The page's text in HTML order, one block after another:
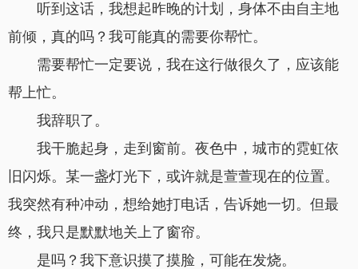
听到这话，我想起昨晚的计划，身体不由自主地
前倾，真的吗？我可能真的需要你帮忙。
需要帮忙一定要说，我在这行做很久了，应该能
帮上忙。
我辞职了。
我干脆起身，走到窗前。夜色中，城市的霓虹依
旧闪烁。某一盏灯光下，或许就是萱萱现在的位置。
我突然有种冲动，想给她打电话，告诉她一切。但最
终，我只是默默地关上了窗帘。
是吗？我下意识摸了摸脸，可能在发烧。